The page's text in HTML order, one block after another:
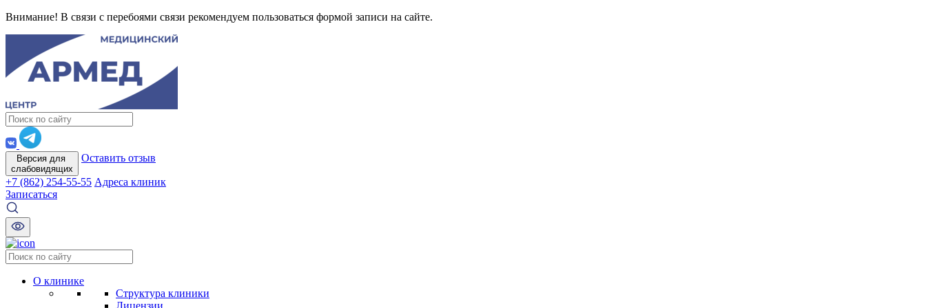
Внимание! В связи с перебоями связи рекомендуем пользоваться формой записи на сайте.
Версия для
слабовидящих
Оставить отзыв
+7 (862) 254-55-55 Адреса клиник
Записаться
О клинике
Структура клиники
Лицензии